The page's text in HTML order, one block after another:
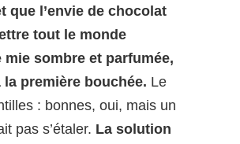
que l’envie de chocolat
tout le monde
sombre et parfumée,
première bouchée. Le
: bonnes, oui, mais un
pas s’étaler. La solution